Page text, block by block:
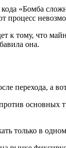
«Бомба
процесс
тому, что
она.
перехода,
основных
только в